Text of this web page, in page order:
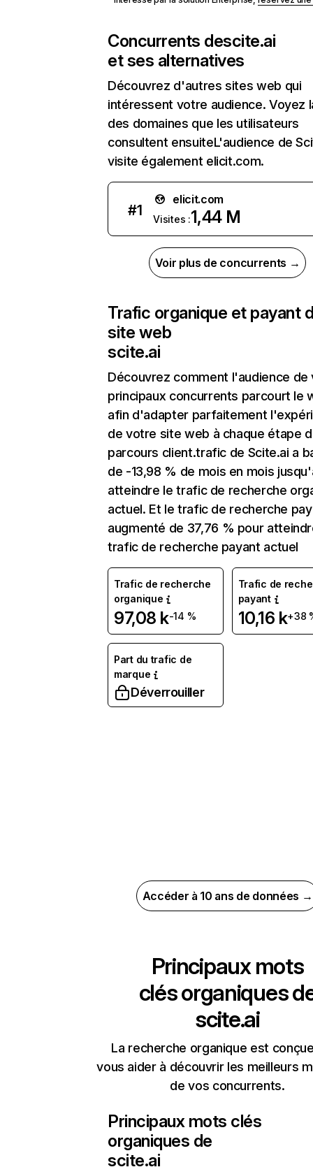
Concurrents descite.ai
et ses alternatives
Découvrez d'autres sites web qui
intéressent votre audience. Voyez
des domaines que les utilisateurs
consultent ensuiteL'audience de
visite également elicit.com.
#1
elicit.com
Visites :1,44 M
Voir plus de concurrents →
Trafic organique et payant
site web
scite.ai
Découvrez comment l'audience de
principaux concurrents parcourt le
afin d'adapter parfaitement
de votre site web à chaque étape
parcours client.trafic de Scite.ai a
de -13,98 % de mois en mois
atteindre le trafic de recherche
actuel. Et le trafic de recherche
augmenté de 37,76 % pour
trafic de recherche payant actuel
Trafic de recherche
organique
97,08 k-14 %
Trafic de
payant
10,16 k+38
Part du trafic de
marque
Déverrouiller
Accéder à 10 ans de données →
Principaux mots
clés organiques
scite.ai
La recherche organique est
vous aider à découvrir les meilleurs
de vos concurrents.
Principaux mots clés
organiques de
scite.ai